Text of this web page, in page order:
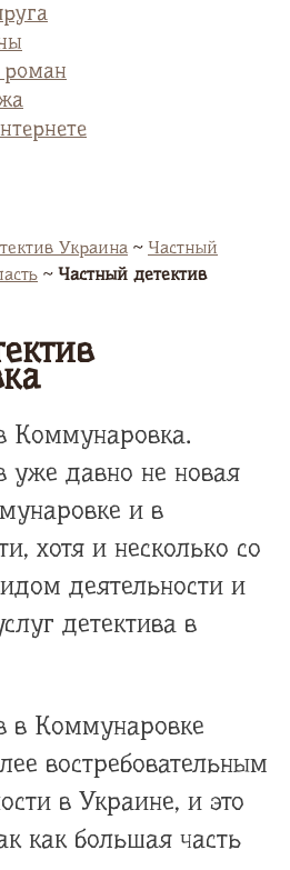
Украина ~ Частный
~ Частный детектив
Коммунаровка.
уже давно не новая
и в
хотя и несколько со
деятельности и
детектива в
в Коммунаровке
востребовательным
в Украине, и это
как большая часть